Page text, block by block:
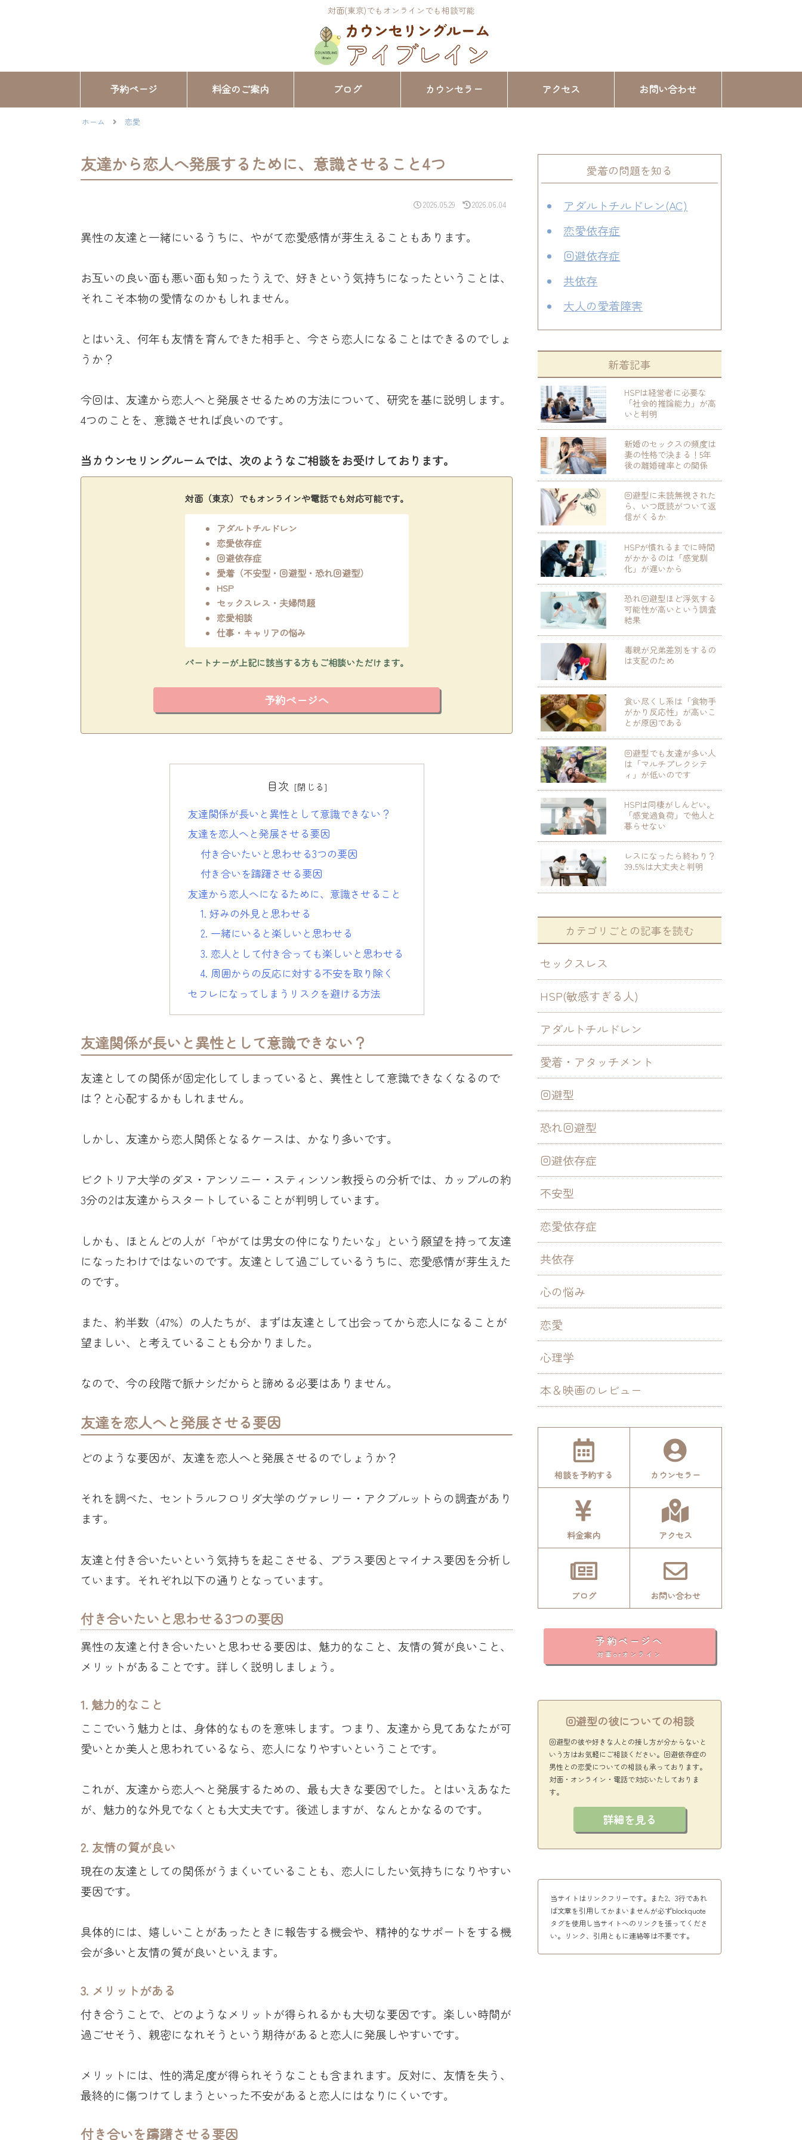
対面(東京)でもオンラインでも相談可能
予約ページ 料金のご案内 ブログ カウンセラー アクセス お問い合わせ
ホーム 恋愛
友達から恋人へ発展するために、意識させること4つ
2026.05.29 2026.06.04
異性の友達と一緒にいるうちに、やがて恋愛感情が芽生えることもあります。
お互いの良い面も悪い面も知ったうえで、好きという気持ちになったということは、
それこそ本物の愛情なのかもしれません。
とはいえ、何年も友情を育んできた相手と、今さら恋人になることはできるのでしょ
うか？
今回は、友達から恋人へと発展させるための方法について、研究を基に説明します。
4つのことを、意識させれば良いのです。
当カウンセリングルームでは、次のようなご相談をお受けしております。
対面（東京）でもオンラインや電話でも対応可能です。
アダルトチルドレン
恋愛依存症
回避依存症
愛着（不安型・回避型・恐れ回避型）
HSP
セックスレス・夫婦問題
恋愛相談
仕事・キャリアの悩み
パートナーが上記に該当する方もご相談いただけます。
予約ページへ
目次
友達関係が長いと異性として意識できない？
友達を恋人へと発展させる要因
付き合いたいと思わせる3つの要因
付き合いを躊躇させる要因
友達から恋人へになるために、意識させること
1. 好みの外見と思わせる
2. 一緒にいると楽しいと思わせる
3. 恋人として付き合っても楽しいと思わせる
4. 周囲からの反応に対する不安を取り除く
セフレになってしまうリスクを避ける方法
友達関係が長いと異性として意識できない？
友達としての関係が固定化してしまっていると、異性として意識できなくなるので
は？と心配するかもしれません。
しかし、友達から恋人関係となるケースは、かなり多いです。
ビクトリア大学のダヌ・アンソニー・スティンソン教授らの分析では、カップルの約
3分の2は友達からスタートしていることが判明しています。
しかも、ほとんどの人が「やがては男女の仲になりたいな」という願望を持って友達
になったわけではないのです。友達として過ごしているうちに、恋愛感情が芽生えた
のです。
また、約半数（47%）の人たちが、まずは友達として出会ってから恋人になることが
望ましい、と考えていることも分かりました。
なので、今の段階で脈ナシだからと諦める必要はありません。
友達を恋人へと発展させる要因
どのような要因が、友達を恋人へと発展させるのでしょうか？
それを調べた、セントラルフロリダ大学のヴァレリー・アクブルットらの調査があり
ます。
友達と付き合いたいという気持ちを起こさせる、プラス要因とマイナス要因を分析し
ています。それぞれ以下の通りとなっています。
付き合いたいと思わせる3つの要因
異性の友達と付き合いたいと思わせる要因は、魅力的なこと、友情の質が良いこと、
メリットがあることです。詳しく説明しましょう。
1. 魅力的なこと
ここでいう魅力とは、身体的なものを意味します。つまり、友達から見てあなたが可
愛いとか美人と思われているなら、恋人になりやすいということです。
これが、友達から恋人へと発展するための、最も大きな要因でした。とはいえあなた
が、魅力的な外見でなくとも大丈夫です。後述しますが、なんとかなるのです。
2. 友情の質が良い
現在の友達としての関係がうまくいていることも、恋人にしたい気持ちになりやすい
要因です。
具体的には、嬉しいことがあったときに報告する機会や、精神的なサポートをする機
会が多いと友情の質が良いといえます。
3. メリットがある
付き合うことで、どのようなメリットが得られるかも大切な要因です。楽しい時間が
過ごせそう、親密になれそうという期待があると恋人に発展しやすいです。
メリットには、性的満足度が得られそうなことも含まれます。反対に、友情を失う、
最終的に傷つけてしまうといった不安があると恋人にはなりにくいです。
付き合いを躊躇させる要因
愛着の問題を知る
アダルトチルドレン(AC)
恋愛依存症
回避依存症
共依存
大人の愛着障害
新着記事
HSPは経営者に必要な
「社会的推論能力」が高
いと判明
新婚のセックスの頻度は
妻の性格で決まる！5年
後の離婚確率との関係
回避型に未読無視された
ら、いつ既読がついて返
信がくるか
HSPが慣れるまでに時間
がかかるのは「感覚馴
化」が遅いから
恐れ回避型ほど浮気する
可能性が高いという調査
結果
毒親が兄弟差別をするの
は支配のため
食い尽くし系は「食物手
がかり反応性」が高いこ
とが原因である
回避型でも友達が多い人
は「マルチプレクシテ
ィ」が低いのです
HSPは同棲がしんどい。
「感覚過負荷」で他人と
暮らせない
レスになったら終わり？
39.5%は大丈夫と判明
カテゴリごとの記事を読む
セックスレス
HSP(敏感すぎる人)
アダルトチルドレン
愛着・アタッチメント
回避型
恐れ回避型
回避依存症
不安型
恋愛依存症
共依存
心の悩み
恋愛
心理学
本＆映画のレビュー
相談を予約する カウンセラー
料金案内 アクセス
ブログ お問い合わせ
予約ページへ
対面orオンライン
回避型の彼についての相談
回避型の彼や好きな人との接し方が分からないと
いう方はお気軽にご相談ください。回避依存症の
男性との恋愛についての相談も承っております。
対面・オンライン・電話で対応いたしておりま
す。
詳細を見る
当サイトはリンクフリーです。また2、3行であれ
ば文章を引用してかまいませんが必ずblockquote
タグを使用し当サイトへのリンクを張ってくださ
い。リンク、引用ともに連絡等は不要です。